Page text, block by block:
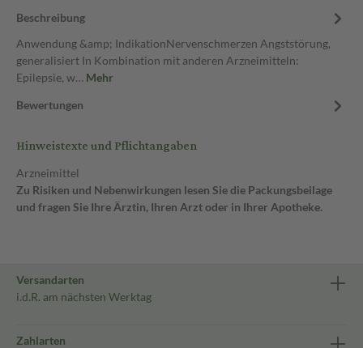
Beschreibung
Anwendung &amp; IndikationNervenschmerzen Angststörung,
generalisiert In Kombination mit anderen Arzneimitteln:
Epilepsie, w… Mehr
Bewertungen
Hinweistexte und Pflichtangaben
Arzneimittel
Zu Risiken und Nebenwirkungen lesen Sie die Packungsbeilage
und fragen Sie Ihre Ärztin, Ihren Arzt oder in Ihrer Apotheke.
Versandarten
i.d.R. am nächsten Werktag
Zahlarten